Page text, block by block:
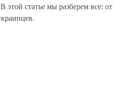
этой статье мы разберем все: от